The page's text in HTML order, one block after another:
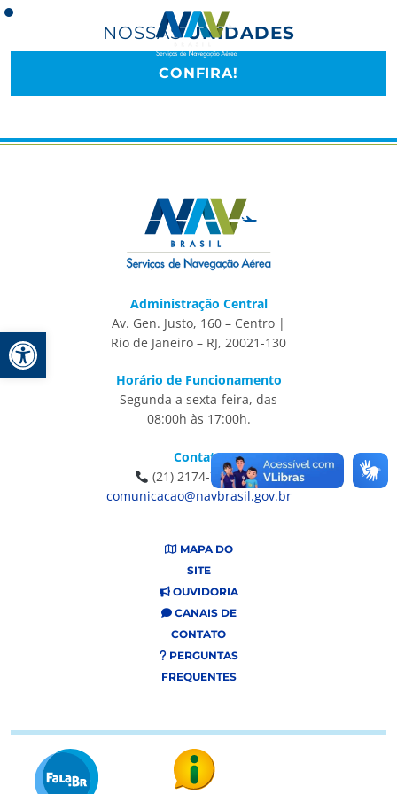
Barra de Ferramentas Aberta
Pular
NOSSASUNIDADES
CONFIRA!
Administração Central
Av. Gen. Justo, 160 – Centro |
Rio de Janeiro – RJ, 20021-130
Horário de Funcionamento
Segunda a sexta-feira, das
08:00h às 17:00h.
Contato
(21) 2174-7281|
comunicacao@navbrasil.gov.br
MAPA DO
SITE
OUVIDORIA
CANAIS DE
CONTATO
PERGUNTAS
FREQUENTES